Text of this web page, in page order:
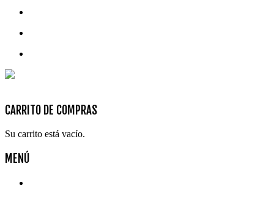
CARRITO DE COMPRAS
Su carrito está vacío.
MENÚ